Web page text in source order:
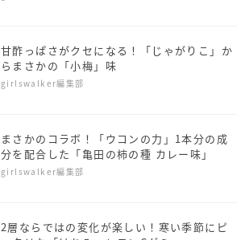
甘酢っぱさがクセになる！「じゃがりこ」か
らまさかの「小梅」味
girlswalker編集部
まさかのコラボ！「ウコンの力」1本分の成
分を配合した「亀田の柿の種 カレー味」
girlswalker編集部
2層ならではの変化が楽しい！寒い季節にピ